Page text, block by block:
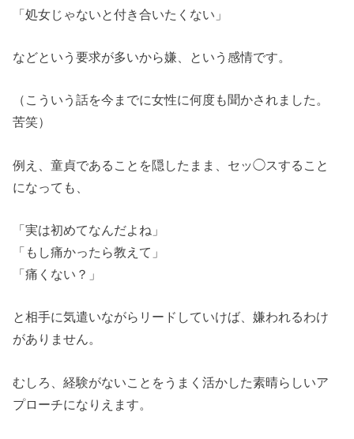
「処女じゃないと付き合いたくない」
などという要求が多いから嫌、という感情です。
（こういう話を今までに女性に何度も聞かされました。
苦笑）
例え、童貞であることを隠したまま、セッ◯スすること
になっても、
「実は初めてなんだよね」
「もし痛かったら教えて」
「痛くない？」
と相手に気遣いながらリードしていけば、嫌われるわけ
がありません。
むしろ、経験がないことをうまく活かした素晴らしいア
プローチになりえます。